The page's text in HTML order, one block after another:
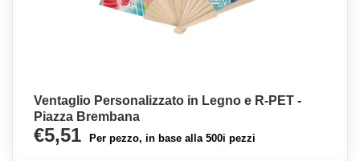
Ventaglio Personalizzato in Legno e R-PET -
Piazza Brembana
€5,51 Per pezzo, in base alla 500i pezzi